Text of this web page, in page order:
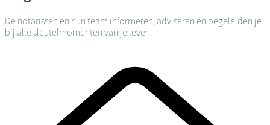
De notarissen en hun team informeren, adviseren en begeleiden je
bij alle sleutelmomenten van je leven.